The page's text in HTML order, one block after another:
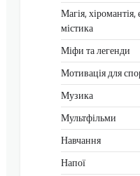
Магія, хіромантія,
містика
Міфи та легенди
Мотивація для
Музика
Мультфільми
Навчання
Напої